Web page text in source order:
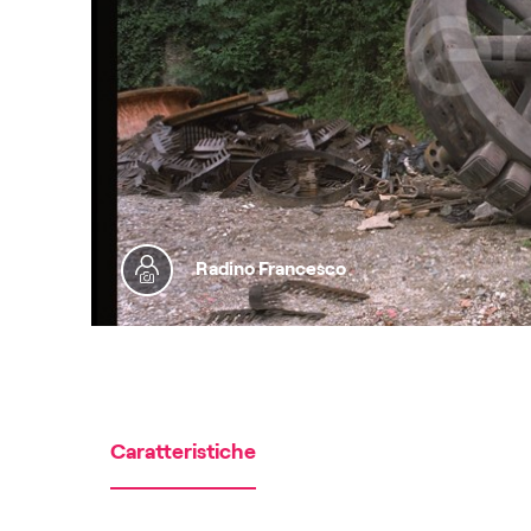
Radino Francesco
Caratteristiche